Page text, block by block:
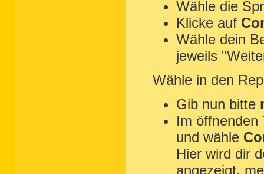
Wähle die
Klicke auf
Wähle dein
jeweils
Wähle in den
Gib nun bitte
Im
und wähle
Hier wird dir
angezeigt,